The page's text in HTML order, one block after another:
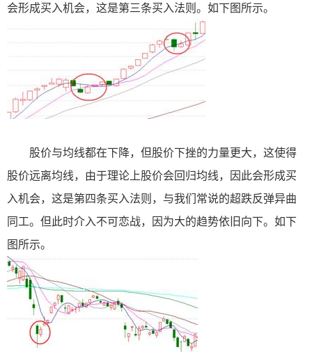
会形成买入机会，这是第三条买入法则。如下图所示。
股价与均线都在下降，但股价下挫的力量更大，这使得
股价远离均线，由于理论上股价会回归均线，因此会形成买
入机会，这是第四条买入法则，与我们常说的超跌反弹异曲
同工。但此时介入不可恋战，因为大的趋势依旧向下。如下
图所示。